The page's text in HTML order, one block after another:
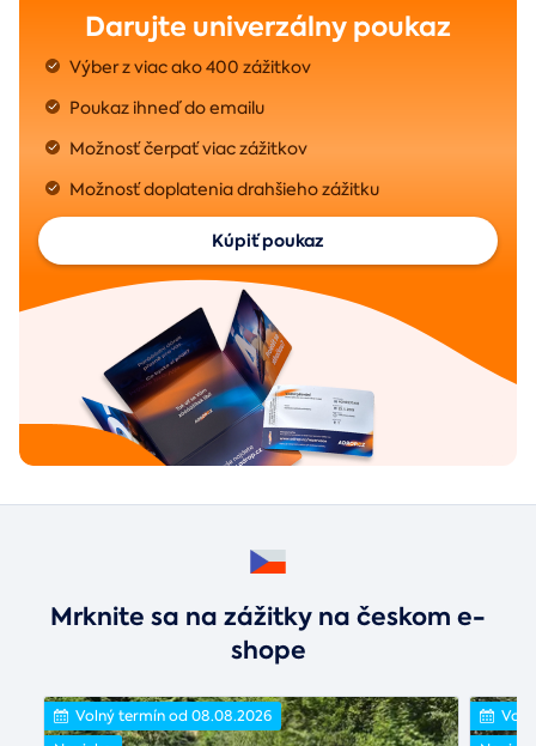
Darujte univerzálny poukaz
Výber z viac ako 400 zážitkov
Poukaz ihneď do emailu
Možnosť čerpať viac zážitkov
Možnosť doplatenia drahšieho zážitku
Kúpiť poukaz
Mrknite sa na zážitky na českom e-
shope
Volný termín od 08.08.2026